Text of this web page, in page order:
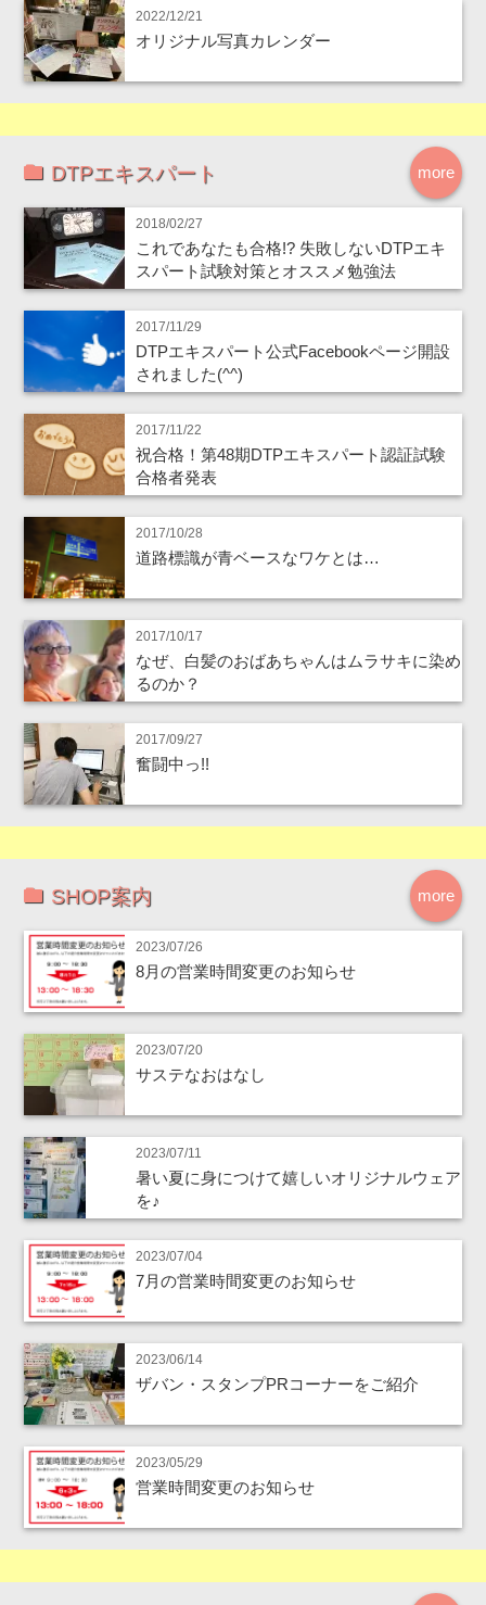
2022/12/21
オリジナル写真カレンダー
more
DTPエキスパート
2018/02/27
これであなたも合格!? 失敗しないDTPエキ
スパート試験対策とオススメ勉強法
2017/11/29
DTPエキスパート公式Facebookページ開設
されました(^^)
2017/11/22
祝合格！第48期DTPエキスパート認証試験
合格者発表
2017/10/28
道路標識が青ベースなワケとは…
2017/10/17
なぜ、白髪のおばあちゃんはムラサキに染め
るのか？
2017/09/27
奮闘中っ!!
more
SHOP案内
2023/07/26
8月の営業時間変更のお知らせ
2023/07/20
サステなおはなし
2023/07/11
暑い夏に身につけて嬉しいオリジナルウェア
を♪
2023/07/04
7月の営業時間変更のお知らせ
2023/06/14
ザバン・スタンプPRコーナーをご紹介
2023/05/29
営業時間変更のお知らせ